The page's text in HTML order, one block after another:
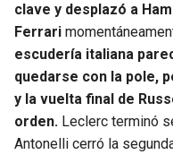
clave y desplazó a
Ferrari
escudería italiana
quedarse con la pole,
y la vuelta final de
orden. Leclerc terminó
Antonelli cerró la